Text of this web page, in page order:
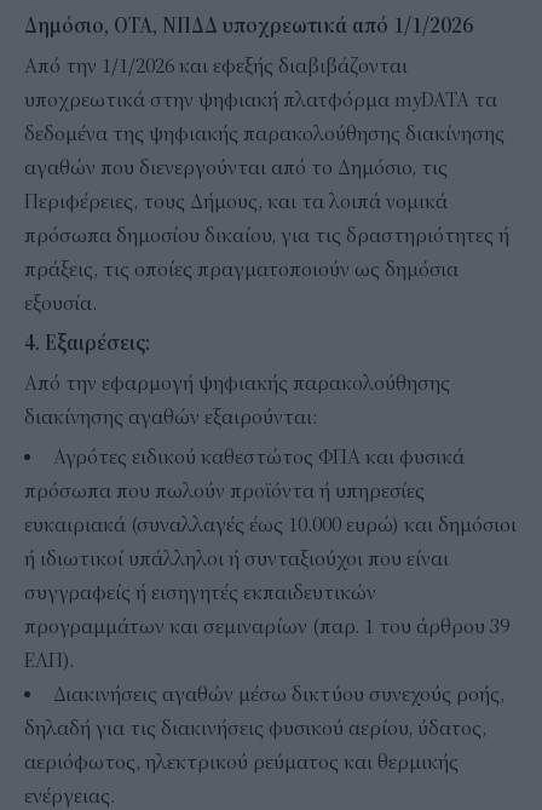
Δημόσιο, ΟΤΑ, ΝΠΔΔ υποχρεωτικά από 1/1/2026
Από την 1/1/2026 και εφεξής διαβιβάζονται
υποχρεωτικά στην ψηφιακή πλατφόρμα myDATA τα
δεδομένα της ψηφιακής παρακολούθησης διακίνησης
αγαθών που διενεργούνται από το Δημόσιο, τις
Περιφέρειες, τους Δήμους, και τα λοιπά νομικά
πρόσωπα δημοσίου δικαίου, για τις δραστηριότητες ή
πράξεις, τις οποίες πραγματοποιούν ως δημόσια
εξουσία.
4. Εξαιρέσεις:
Από την εφαρμογή ψηφιακής παρακολούθησης
διακίνησης αγαθών εξαιρούνται:
Αγρότες ειδικού καθεστώτος ΦΠΑ και φυσικά
πρόσωπα που πωλούν προϊόντα ή υπηρεσίες
ευκαιριακά (συναλλαγές έως 10.000 ευρώ) και δημόσιοι
ή ιδιωτικοί υπάλληλοι ή συνταξιούχοι που είναι
συγγραφείς ή εισηγητές εκπαιδευτικών
προγραμμάτων και σεμιναρίων (παρ. 1 του άρθρου 39
ΕΛΠ).
Διακινήσεις αγαθών μέσω δικτύου συνεχούς ροής,
δηλαδή για τις διακινήσεις φυσικού αερίου, ύδατος,
αεριόφωτος, ηλεκτρικού ρεύματος και θερμικής
ενέργειας.